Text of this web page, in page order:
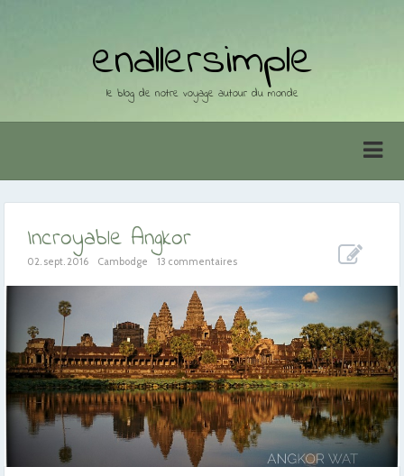
enallersimple
le blog de notre voyage autour du monde
Incroyable Angkor
02. sept. 2016 Cambodge 13 commentaires